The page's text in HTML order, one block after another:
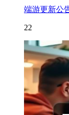
端游更新公
22